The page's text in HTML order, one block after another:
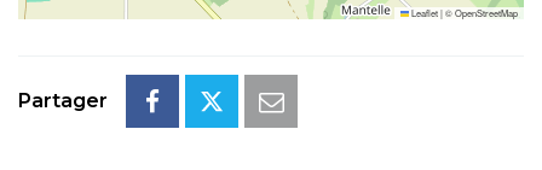
Leaflet|©OpenStreetMap
Partager